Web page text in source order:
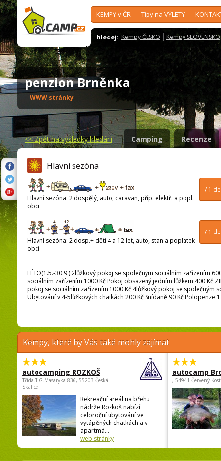
KEMPY v ČR Tipy na VÝLETY
hledej: Kempy ČESKO Kempy SLOVENSKO
penzion Brněnka
WWW stránky
<<Zpět na výsledky hledání Camping Recenze
Hlavní sezóna
/ 1
Hlavní sezóna: 2 dospělý, auto, caravan, příp. elektř. a popl.
obci
/ 1
Hlavní sezóna: 2 dosp.+ děti 4 a 12 let, auto, stan a poplatek
obci
LÉTO(1.5.-30.9.) 2lůžkový pokoj se společným sociálním zařízením
sociálním zařízením 1000 Kč Pokoj obsazený jedním lůžkem 400 Kč
pokoj se sociálním zařízením 1000 Kč 4lůžkový pokoj se společným
Ubytování v 4-5lůžkových chatkách 200 Kč Snídaně 90 Kč Polopenze
Kempy, které by Vás také mohly zajímat
autocamping ROZKOŠ
Třída.T.G.Masaryka 836, 55203 Česká
Skalice
Rekreační areál na břehu
nádrže Rozkoš nabízí
celoroční ubytování ve
vytápěných chatkách a v
apartmá...
web stránky
autocamp
, 54941 Červený